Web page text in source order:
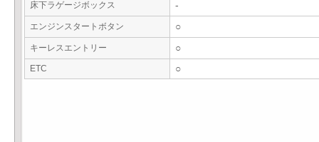
床下ラゲージボックス -
エンジンスタートボタン ○
キーレスエントリー ○
ETC ○